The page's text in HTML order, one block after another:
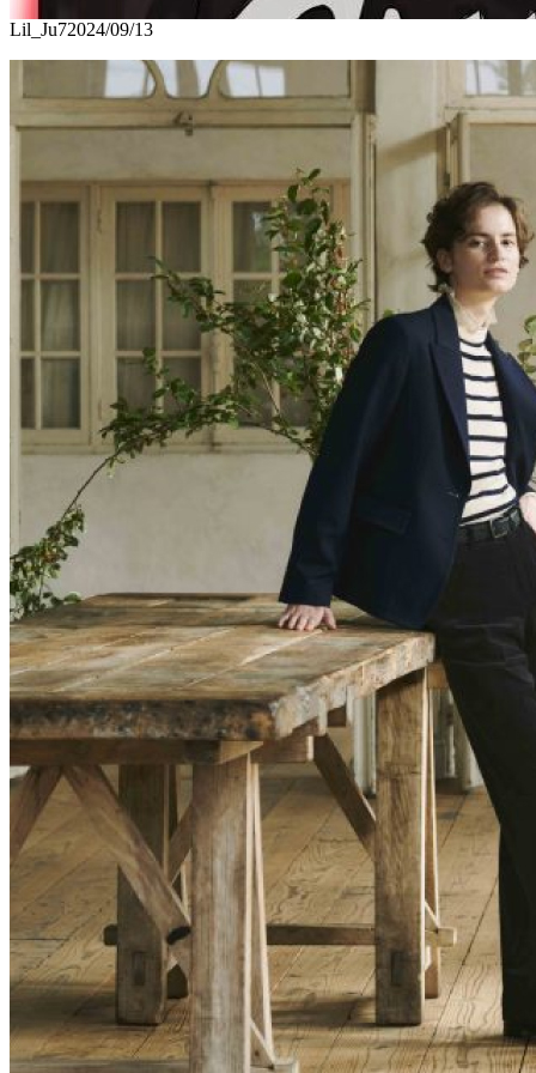
Lil_Ju72024/09/13